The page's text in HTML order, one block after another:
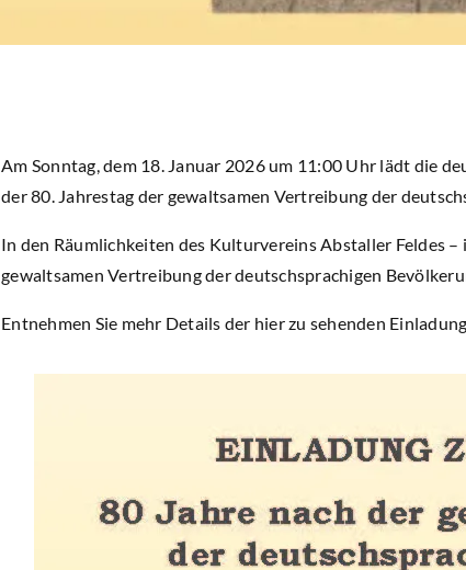
Am Sonntag, dem 18. Januar 2026 um 11:00 Uhr lädt die
der 80. Jahrestag der gewaltsamen Vertreibung der
In den Räumlichkeiten des Kulturvereins Abstaller Feldes
gewaltsamen Vertreibung der deutschsprachigen
Entnehmen Sie mehr Details der hier zu sehenden